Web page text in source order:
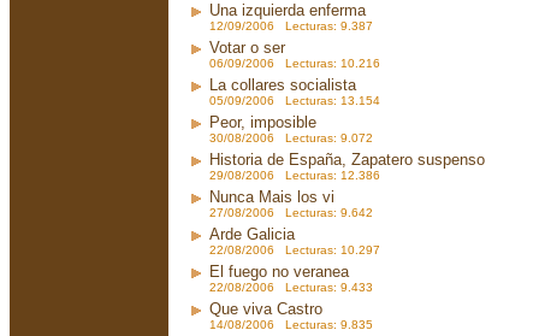
Una izquierda enferma
12/09/2006 Lecturas: 9.387
Votar o ser
06/09/2006 Lecturas: 10.216
La collares socialista
05/09/2006 Lecturas: 13.154
Peor, imposible
30/08/2006 Lecturas: 9.072
Historia de España, Zapatero suspenso
29/08/2006 Lecturas: 12.386
Nunca Mais los vi
27/08/2006 Lecturas: 9.642
Arde Galicia
22/08/2006 Lecturas: 10.297
El fuego no veranea
22/08/2006 Lecturas: 9.433
Que viva Castro
14/08/2006 Lecturas: 9.835